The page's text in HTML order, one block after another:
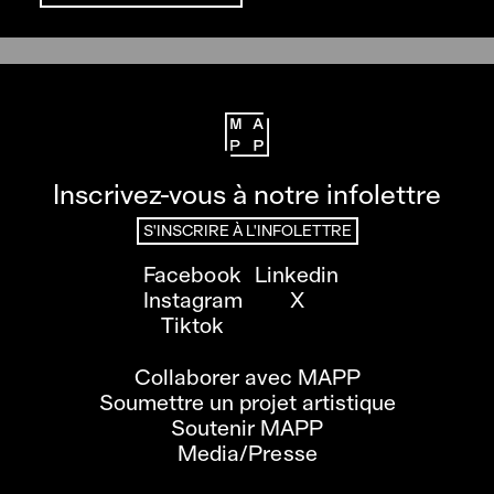
Inscrivez-vous à notre infolettre
S'INSCRIRE À L'INFOLETTRE
Facebook
Instagram
Tiktok
Linkedin
X
Collaborer avec MAPP
Soumettre un projet artistique
Soutenir MAPP
Media/Presse